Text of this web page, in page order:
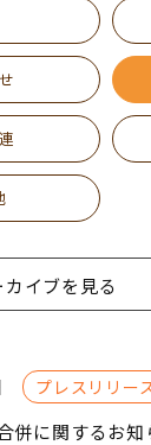
イブを見る
プレスリリー
併に関するお知